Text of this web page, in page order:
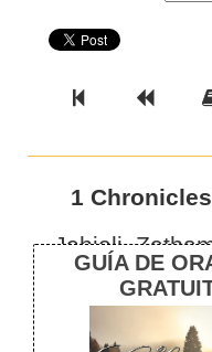
Previous
1
Jehieli,
brother, were
treasuries of